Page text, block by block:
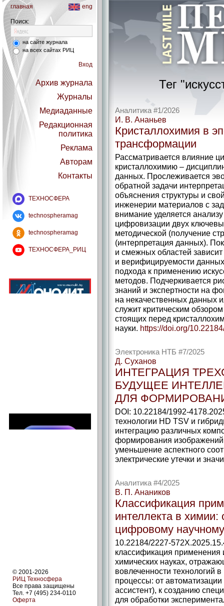
главная eng
Поиск:
на сайте журнала
на всех сайтах РИЦ
Вход
Архив журнала
Журналы
Медиаданные
Редакционная
политика
Реклама
Авторам
Контакты
ТЕХНОСФЕРА
technospheramag
technospheramag
ТЕХНОСФЕРА_РИЦ
© 2001-2026
РИЦ Техносфера
Все права защищены
Тел. +7 (495) 234-0110
Оферта
Тег
Аналитика #1/2026
И. В. Ананьев
Кристаллохимия в
трансформации
Рассматривается влияние
кристаллохимию –
данных. Прослеживается
обратной задачи
объяснения структуры и
инженерии материалов с
внимание уделяется
цифровизации двух
методической (получение
(интерпретация данных).
и смежных областей
и верифицируемости
подхода к применению
методов. Подчеркивается
знаний и экспертности на
на некачественных данных
служит критическим
стоящих перед
науки. https://doi.org/
Электроника НТБ #7/2025
Д. Суханов
ИНТЕГРАЦИЯ
БУДУЩЕЕ
ДЛЯ
DOI: 10.22184/1992-
технологии HD TSV и
интеграцию различных
формирования
уменьшение аспектного
электрические утечки и
Аналитика #4/2025
В. П. Анаников
Классификация
интеллекта в химии:
цифровому
10.22184/2227-
классификация применения
химических науках,
вовлеченности технологий
процессы: от
ассистент), к созданию
для обработки